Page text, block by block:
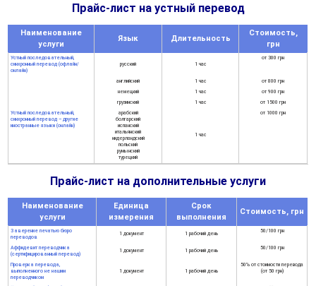
Прайс-лист на устный перевод
Наименование
услуги
Язык Длительность
Стоимость,
грн
Устный последовательный,
синхронный перевод (офлайн/
онлайн)
русский 1 час
от 300 грн
английский 1 час
от 800 грн
немецкий
1 час
от 900 грн
грузинский
1 час
от 1500 грн
Устный последовательный,
синхронный перевод – другие
иностранные языки (онлайн)
арабский
болгарский
испанский
итальянский
нидерландский
польский
румынский
турецкий
1 час
от 1000 грн
Прайс-лист на дополнительные услуги
Наименование
услуги
Единица
измерения
Срок
выполнения
Стоимость, грн
Заверение печатью бюро
переводов
1 документ 1 рабочий день 50/100 грн
Аффидевит переводчика
(сертифицированный перевод)
1 документ 1 рабочий день 50/100 грн
Проверка перевода,
выполненного не нашим
переводчиком
1 документ 1 рабочий день
50% от стоимости перевода
(от 50 грн)